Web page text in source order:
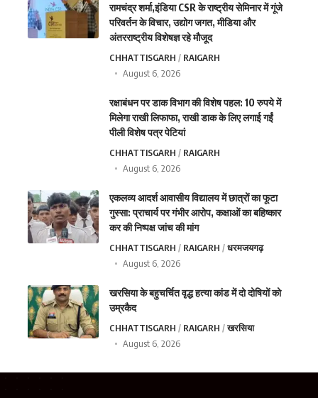
रामचंद्र शर्मा,इंडिया CSR के राष्ट्रीय सेमिनार में गूंजे
परिवर्तन के विचार, उद्योग जगत, मीडिया और
अंतरराष्ट्रीय विशेषज्ञ रहे मौजूद
CHHATTISGARH
RAIGARH
August 6, 2026
रक्षाबंधन पर डाक विभाग की विशेष पहल: 10 रुपये में
मिलेगा राखी लिफाफा, राखी डाक के लिए लगाई गईं
पीली विशेष पत्र पेटियां
CHHATTISGARH
RAIGARH
August 6, 2026
एकलव्य आदर्श आवासीय विद्यालय में छात्रों का फूटा
गुस्सा: प्राचार्य पर गंभीर आरोप, कक्षाओं का बहिष्कार
कर की निष्पक्ष जांच की मांग
CHHATTISGARH RAIGARH
धरमजयगढ़
August 6, 2026
खरसिया के बहुचर्चित वृद्ध हत्या कांड में दो दोषियों को
उम्रकैद
CHHATTISGARH RAIGARH
खरसिया
August 6, 2026